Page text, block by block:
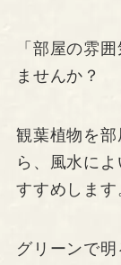
「部屋の雰
ませんか？
観葉植物を
ら、風水に
すすめします
グリーンで